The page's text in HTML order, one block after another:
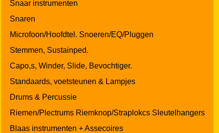
Snaar instrumenten
Snaren
Microfoon/Hoofdtel. Snoeren/EQ/Pluggen
Stemmen, Sustainped.
Capo,s, Winder, Slide, Bevochtiger.
Standaards, voetsteunen & Lampjes
Drums & Percussie
Riemen/Plectrums Riemknop/Straplokcs Sleutelhangers
Blaas instrumenten + Assecoires